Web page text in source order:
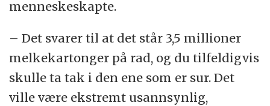
menneskeskapte.
– Det svarer til at det står 3,5 millioner
melkekartonger på rad, og du tilfeldigvis
skulle ta tak i den ene som er sur. Det
ville være ekstremt usannsynlig,